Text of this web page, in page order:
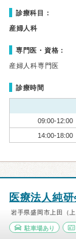
診療科目：
産婦人科
専門医・資格：
産婦人科専門医
診療時間
09:00-12:00
14:00-18:00
医療法人純研
岩手県盛岡市上田（上
駐車場あり